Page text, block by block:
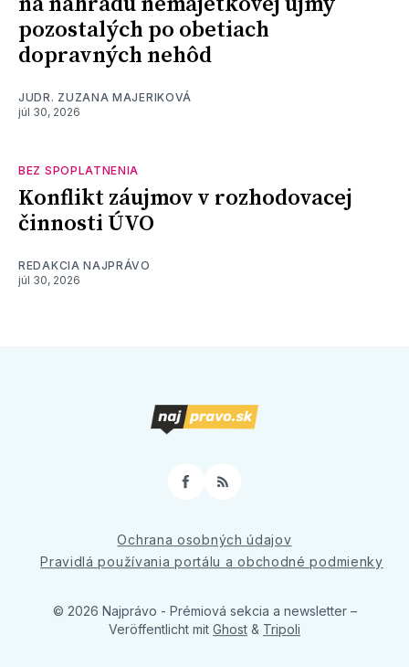
pozostalých po obetiach
dopravných nehôd
JUDR. ZUZANA MAJERIKOVÁ
júl 30, 2026
BEZ SPOPLATNENIA
Konflikt záujmov v rozhodovacej
činnosti ÚVO
REDAKCIA NAJPRÁVO
júl 30, 2026
Facebook
RSS
Ochrana osobných údajov
Pravidlá používania portálu a obchodné podmienky
© 2026 Najprávo - Prémiová sekcia a newsletter –
Veröffentlicht mit Ghost & Tripoli